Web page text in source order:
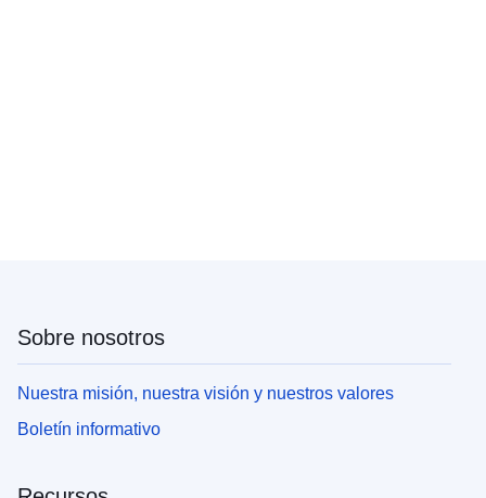
Sobre nosotros
Nuestra misión, nuestra visión y nuestros valores
Boletín informativo